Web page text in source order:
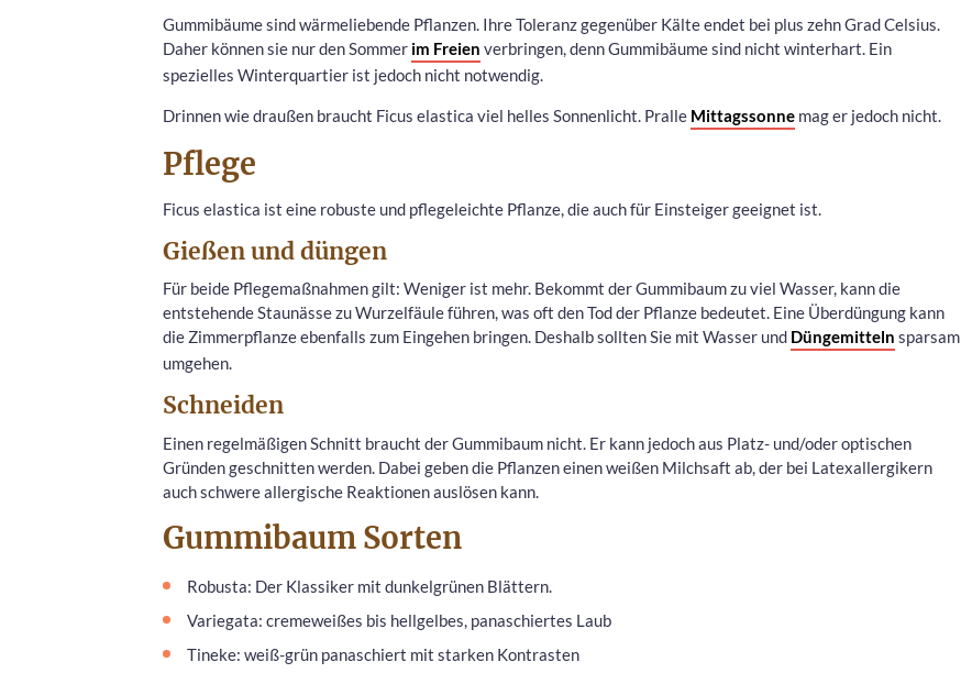
Gummibäume sind wärmeliebende Pflanzen. Ihre Toleranz gegenüber Kälte endet bei plus zehn Grad Celsius.
Daher können sie nur den Sommer im Freien verbringen, denn Gummibäume sind nicht winterhart. Ein
spezielles Winterquartier ist jedoch nicht notwendig.
Drinnen wie draußen braucht Ficus elastica viel helles Sonnenlicht. Pralle Mittagssonne mag er jedoch nicht.
Pflege
Ficus elastica ist eine robuste und pflegeleichte Pflanze, die auch für Einsteiger geeignet ist.
Gießen und düngen
Für beide Pflegemaßnahmen gilt: Weniger ist mehr. Bekommt der Gummibaum zu viel Wasser, kann die
entstehende Staunässe zu Wurzelfäule führen, was oft den Tod der Pflanze bedeutet. Eine Überdüngung kann
die Zimmerpflanze ebenfalls zum Eingehen bringen. Deshalb sollten Sie mit Wasser und Düngemitteln sparsam
umgehen.
Schneiden
Einen regelmäßigen Schnitt braucht der Gummibaum nicht. Er kann jedoch aus Platz- und/oder optischen
Gründen geschnitten werden. Dabei geben die Pflanzen einen weißen Milchsaft ab, der bei Latexallergikern
auch schwere allergische Reaktionen auslösen kann.
Gummibaum Sorten
Robusta: Der Klassiker mit dunkelgrünen Blättern.
Variegata: cremeweißes bis hellgelbes, panaschiertes Laub
Tineke: weiß-grün panaschiert mit starken Kontrasten